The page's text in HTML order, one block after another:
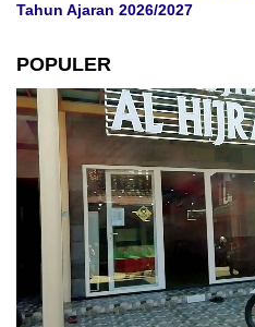
Tahun Ajaran 2026/2027
POPULER